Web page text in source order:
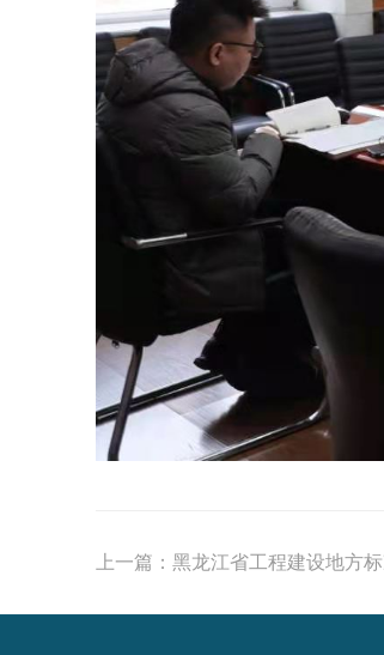
上一篇： 黑龙江省工程建设地方